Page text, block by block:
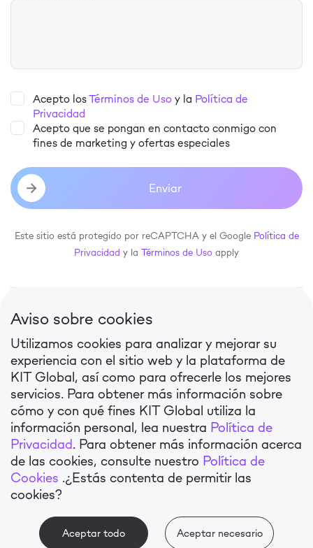
Acepto losTérminos de Uso y la Política de
Privacidad
Acepto que se pongan en contacto conmigo con
fines de marketing y ofertas especiales
Enviar
Este sitio está protegido por reCAPTCHA y el Google Política de
Privacidad y la Términos de Uso apply
Aviso sobre cookies
Utilizamos cookies para analizar y mejorar su
experiencia con el sitio web y la plataforma de
KIT Global, así como para ofrecerle los mejores
servicios. Para obtener más información sobre
cómo y con qué fines KIT Global utiliza la
información personal, lea nuestra Política de
Privacidad. Para obtener más información acerca
de las cookies, consulte nuestro Política de
Cookies .¿Estás contenta de permitir las
cookies?
Aceptar todo Aceptar necesario
Diga Hola
Soluciones Destacadas
KIT SEO
KIT Mobile
KIT CPA
FOOH Advertising
Legal
Términos de Uso
Política de Privacidad
Política de Cookies
Contactos
info@kitglobal.mx
Av. P.º de la Reforma 296, Juárez, Cuauhtémoc,
06600 Ciudad de México, CDMX
2026 KIT Global. Todos los derechos
reservados.